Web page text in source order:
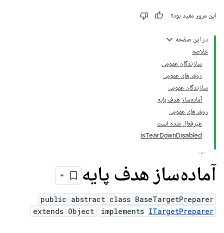
این مرور مفید بود؟
در این صفحه
خلاصه
سازندگان عمومی
روش‌های عمومی
سازندگان عمومی
آماده‌ساز هدف پایه
روش‌های عمومی
غیرفعال شده است
isTearDownDisabled
آماده‌ساز هدف پایه
public abstract class BaseTargetPreparer
extends Object
implements ITargetPreparer